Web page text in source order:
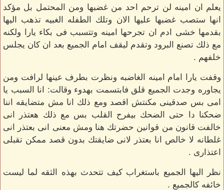
يعلم ان امينه لن ترحم احد من غضبها ومن المحتمل بل مؤكد
انها ستصب غضبها عليها الان وتلك الطفله الغبيه تذهب اليها
بقدمها خشى ادم ان تجرحها امينه وتتسبب فى بكاء يارا ولكنه
مع ذلك تصنع البرود وتقدم ليقف امام الجميع بعد ان كان يجلس
خلفهم .
وقفت يارا امام امينه الغاضبه ونظرت بطرف عينها لرافت ومن
يجاوره وجدت الجميع قلق فابتسمت بهدوء وقالت: انا السبب يا
امى بس صدقينى مكنتش اقصد ومع ذلك انا مش متضايقه اننا
ضحكنا دا حتى الضحك بيفرح القلب بس مع ذلك هعتذر انى
خالفت قانون من قوانين حضرتك هنا ومش معنى انى بعتذر انى
غلطانه لا خالص انا بعتذر لانى ضايقتك بدون قصد ممكن تقبلى
اعتذارى .
نظر اليها الجميع باستغراب كيف تتحدث بهذه الثقه لما ليست
خائفه كالجميع .